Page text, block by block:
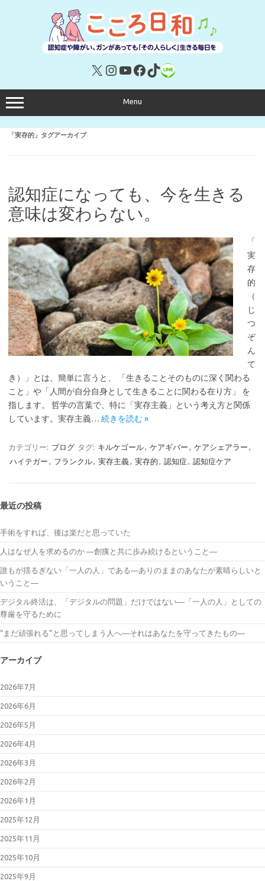
X Instagram
YouTube
Facebook
TikTok
リンク
Menu
「実存的 」タグアーカイブ
認知症になっても、今を生きる
意味は変わらない。
「
実
存
的
（
じ
つ
ぞ
ん
て
き）」とは、簡単に言うと、 「生きることそのものに深く関わる
こと」や「人間が自分自身として生きることに関わる在り方」 を
指します。 哲学の言葉で、特に「実存主義」という考え方と関係
しています。実存主義… 続きを読む »
カテゴリー: ブログ タグ: キルケゴール, ケアギバー , ケアシェアラー ,
ハイテガー , フランクル, 実存主義, 実存的 , 認知症 , 認知症ケア
最近の投稿
手術をすれば、後は楽だと思っていた
人はなぜ人を求めるのか ―創痍と共に歩み続けるということ―
誰もが揺るぎない「一人の人」である―ありのままのあなたが素晴らしいと
いうこと―
デジタル終活は、「デジタルの問題」だけではない―「一人の人」としての
尊厳を守るために
“まだ頑張れる”と思ってしまう人へ―それはあなたを守ってきたもの―
アーカイブ
2026年7月
2026年6月
2026年5月
2026年4月
2026年3月
2026年2月
2026年1月
2025年12月
2025年11月
2025年10月
2025年9月